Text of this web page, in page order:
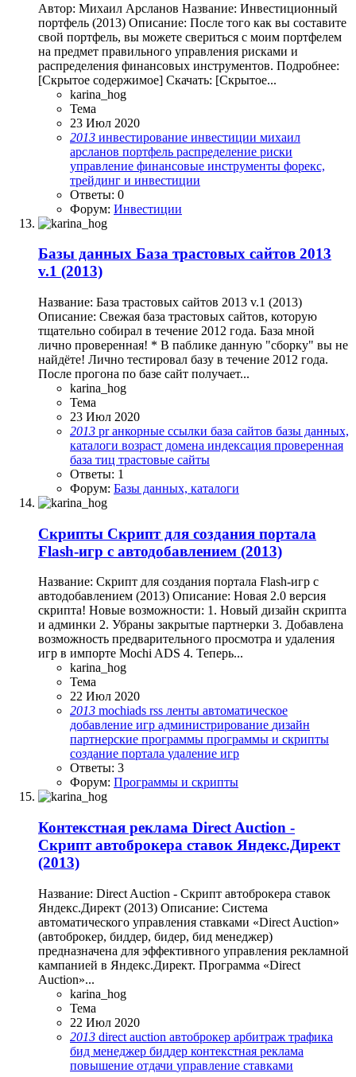
Автор: Михаил Арсланов Название: Инвестиционный
портфель (2013) Описание: После того как вы составите
свой портфель, вы можете свериться с моим портфелем
на предмет правильного управления рисками и
распределения финансовых инструментов. Подробнее:
[Скрытое содержимое] Скачать: [Скрытое...
karina_hog
Тема
23 Июл 2020
2013 инвестирование инвестиции михаил
арсланов портфель распределение риски
управление финансовые инструменты форекс,
трейдинг и инвестиции
Ответы: 0
Форум: Инвестиции
Базы данных База трастовых сайтов 2013
v.1 (2013)
Название: База трастовых сайтов 2013 v.1 (2013)
Описание: Свежая база трастовых сайтов, которую
тщательно собирал в течение 2012 года. База мной
лично проверенная! * В паблике данную "сборку" вы не
найдёте! Лично тестировал базу в течение 2012 года.
После прогона по базе сайт получает...
karina_hog
Тема
23 Июл 2020
2013 prанкорные ссылки база сайтов базы данных,
каталоги возраст домена индексация проверенная
база тиц трастовые сайты
Ответы: 1
Форум: Базы данных, каталоги
Скрипты Скрипт для создания портала
Flash-игр с автодобавлением (2013)
Название: Скрипт для создания портала Flash-игр с
автодобавлением (2013) Описание: Новая 2.0 версия
скрипта! Новые возможности: 1. Новый дизайн скрипта
и админки 2. Убраны закрытые партнерки 3. Добавлена
возможность предварительного просмотра и удаления
игр в импорте Mochi ADS 4. Теперь...
karina_hog
Тема
22 Июл 2020
2013 mochiads rss ленты автоматическое
добавление игр администрирование дизайн
партнерские программы программы и скрипты
создание портала удаление игр
Ответы: 3
Форум: Программы и скрипты
Контекстная реклама Direct Auction -
Скрипт автоброкера ставок Яндекс.Директ
(2013)
Название: Direct Auction - Скрипт автоброкера ставок
Яндекс.Директ (2013) Описание: Система
автоматического управления ставками «Direct Auction»
(автоброкер, биддер, бидер, бид менеджер)
предназначена для эффективного управления рекламной
кампанией в Яндекс.Директ. Программа «Direct
Auction»...
karina_hog
Тема
22 Июл 2020
2013 direct auction автоброкер арбитраж трафика
бид менеджер биддер контекстная реклама
повышение отдачи управление ставками